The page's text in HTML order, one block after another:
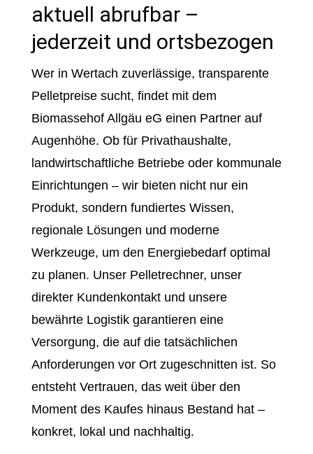
aktuell abrufbar –
jederzeit und ortsbezogen
Wer in Wertach zuverlässige, transparente
Pelletpreise sucht, findet mit dem
Biomassehof Allgäu eG einen Partner auf
Augenhöhe. Ob für Privathaushalte,
landwirtschaftliche Betriebe oder kommunale
Einrichtungen – wir bieten nicht nur ein
Produkt, sondern fundiertes Wissen,
regionale Lösungen und moderne
Werkzeuge, um den Energiebedarf optimal
zu planen. Unser Pelletrechner, unser
direkter Kundenkontakt und unsere
bewährte Logistik garantieren eine
Versorgung, die auf die tatsächlichen
Anforderungen vor Ort zugeschnitten ist. So
entsteht Vertrauen, das weit über den
Moment des Kaufes hinaus Bestand hat –
konkret, lokal und nachhaltig.